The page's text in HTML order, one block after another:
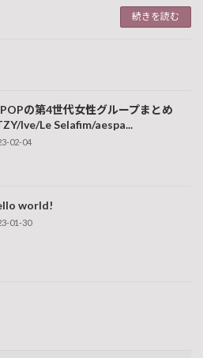
続きを読む
の第4世代女性グループまとめ
Ive/Le Selafim/aespa...
02-04
world!
01-30